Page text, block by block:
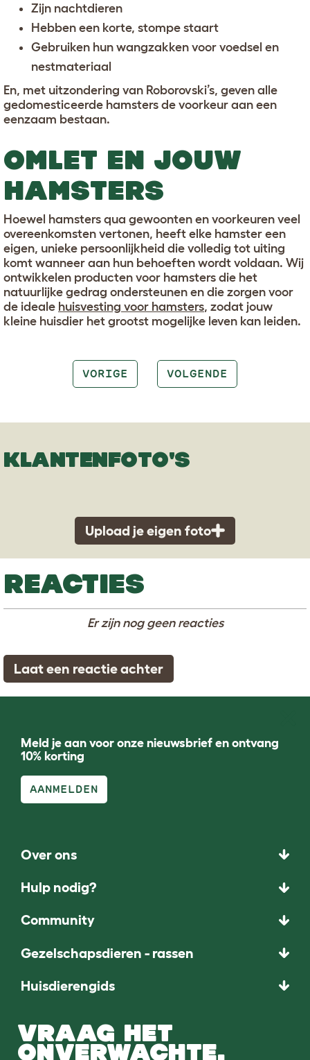
Zijn nachtdieren
Hebben een korte, stompe staart
Gebruiken hun wangzakken voor voedsel en
nestmateriaal
En, met uitzondering van Roborovski’s, geven alle
gedomesticeerde hamsters de voorkeur aan een
eenzaam bestaan.
OMLET EN JOUW
HAMSTERS
Hoewel hamsters qua gewoonten en voorkeuren veel
overeenkomsten vertonen, heeft elke hamster een
eigen, unieke persoonlijkheid die volledig tot uiting
komt wanneer aan hun behoeften wordt voldaan. Wij
ontwikkelen producten voor hamsters die het
natuurlijke gedrag ondersteunen en die zorgen voor
de ideale huisvesting voor hamsters, zodat jouw
kleine huisdier het grootst mogelijke leven kan leiden.
VORIGE VOLGENDE
KLANTENFOTO'S
Upload je eigen foto
REACTIES
Er zijn nog geen reacties
Laat een reactie achter
Meld je aan voor onze nieuwsbrief en ontvang
10% korting
AANMELDEN
Over ons
Hulp nodig?
Community
Gezelschapsdieren - rassen
Huisdierengids
VRAAG HET
ONVERWACHTE.